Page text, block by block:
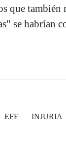
que también
se habrían
EFE INJURIA